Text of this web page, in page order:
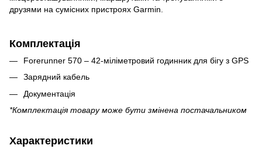
друзями на сумісних пристроях Garmin.
Комплектація
Forerunner 570 – 42-міліметровий годинник для бігу з GPS
Зарядний кабель
Документація
*Комплектація товару може бути змінена постачальником
Характеристики